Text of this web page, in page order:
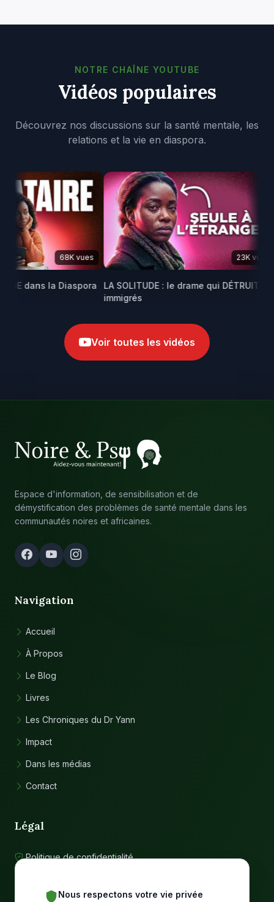
NOTRE CHAÎNE YOUTUBE
Vidéos populaires
Découvrez nos discussions sur la santé mentale, les
relations et la vie en diaspora.
68K vues
dans la Diaspora
23K vues
LA SOLITUDE : le drame qui DÉTRUIT les
immigrés
Voir toutes les vidéos
Espace d'information, de sensibilisation et de
démystification des problèmes de santé mentale dans les
communautés noires et africaines.
Navigation
Accueil
À Propos
Le Blog
Livres
Les Chroniques du Dr Yann
Impact
Dans les médias
Contact
Légal
Politique de confidentialité
Nous respectons votre vie privée